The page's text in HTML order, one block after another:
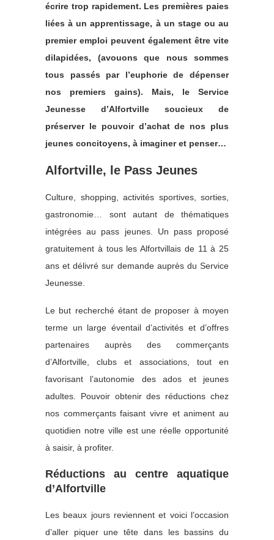
écrire trop rapidement. Les premières paies
liées à un apprentissage, à un stage ou au
premier emploi peuvent également être vite
dilapidées, (avouons que nous sommes
tous passés par l’euphorie de dépenser
nos premiers gains). Mais, le Service
Jeunesse d’Alfortville soucieux de
préserver le pouvoir d’achat de nos plus
jeunes concitoyens, à imaginer et penser…
Alfortville, le Pass Jeunes
Culture, shopping, activités sportives, sorties,
gastronomie… sont autant de thématiques
intégrées au pass jeunes. Un pass proposé
gratuitement à tous les Alfortvillais de 11 à 25
ans et délivré sur demande auprès du Service
Jeunesse.
Le but recherché étant de proposer à moyen
terme un large éventail d’activités et d’offres
partenaires auprès des commerçants
d’Alfortville, clubs et associations, tout en
favorisant l’autonomie des ados et jeunes
adultes. Pouvoir obtenir des réductions chez
nos commerçants faisant vivre et animent au
quotidien notre ville est une réelle opportunité
à saisir, à profiter.
Réductions au centre aquatique
d’Alfortville
Les beaux jours reviennent et voici l’occasion
d’aller piquer une tête dans les bassins du